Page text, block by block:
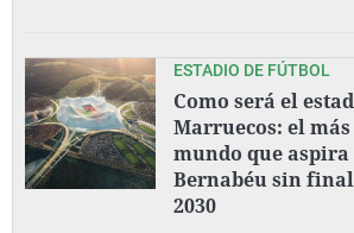
ESTADIO DE FÚTBOL
Como será el
Marruecos: el
mundo que
Bernabéu sin
2030